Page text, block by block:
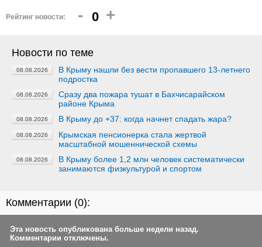
Рейтинг новости: - 0 +
Новости по теме
08.08.2026
В Крыму нашли без вести пропавшего 13-летнего
подростка
08.08.2026
Сразу два пожара тушат в Бахчисарайском
районе Крыма
08.08.2026 В Крыму до +37: когда начнет спадать жара?
08.08.2026
Крымская пенсионерка стала жертвой
масштабной мошеннической схемы
08.08.2026
В Крыму более 1,2 млн человек систематически
занимаются физкультурой и спортом
Комментарии (0):
Эта новость опубликована больше недели назад.
Комментарии отключены.